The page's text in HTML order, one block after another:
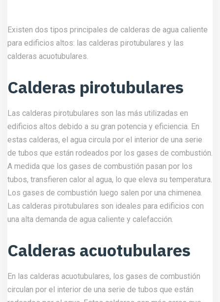
una alta demanda de agua caliente y calefacción.
Calderas acuotubulares
En las calderas acuotubulares, los gases de combustión
circulan por el interior de una serie de tubos que están
rodeados por el agua. Estas calderas son más caras que
las calderas pirotubulares, pero son más seguras y tienen
una mayor vida útil. Las calderas acuotubulares son ideales
para edificios con una demanda menor de agua caliente y
calefacción.
Selección de una caldera
de agua caliente para un
edificio alto
Seleccionar la caldera adecuada para un edificio alto es
fundamental, ya que elegir la caldera incorrecta puede
resultar en problemas de eficiencia energética y costes de